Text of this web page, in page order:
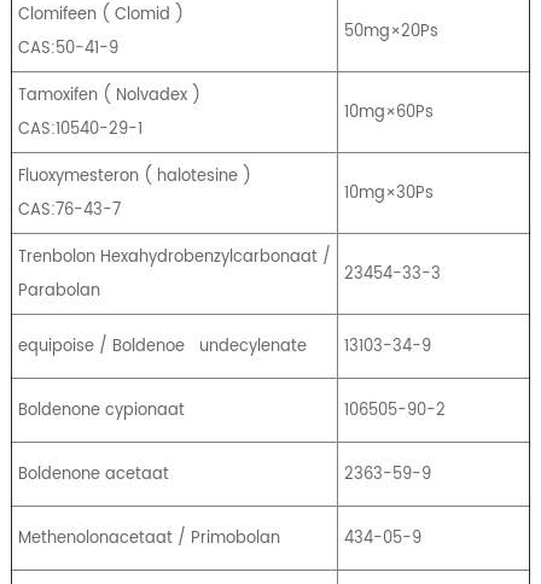
Clomifeen (Clomid )
CAS:50-41-9
50mg×20Ps
Tamoxifen ( Nolvadex )
CAS:10540-29-1
10mg×60Ps
Fluoxymesteron ( halotesine )
CAS:76-43-7
10mg×30Ps
Trenbolon Hexahydrobenzylcarbonaat /
Parabolan
23454-33-3
equipoise / Boldenoe undecylenate 13103-34-9
Boldenone cypionaat 106505-90-2
Boldenone acetaat 2363-59-9
Methenolonacetaat / Primobolan 434-05-9